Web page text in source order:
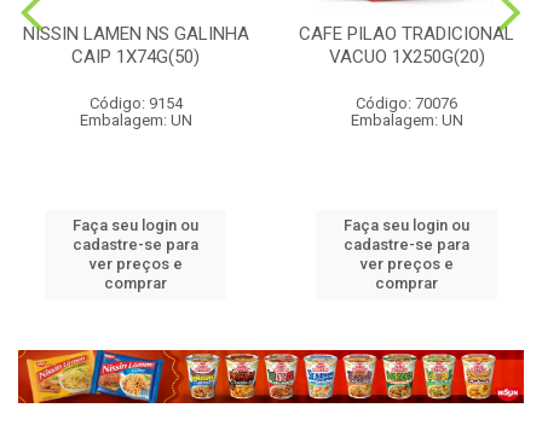
NISSIN LAMEN NS GALINHA
CAIP 1X74G(50)
Código: 9154
Embalagem: UN
Faça seu login ou
cadastre-se para
ver preços e
comprar
CAFE PILAO TRADICIONAL
VACUO 1X250G(20)
Código: 70076
Embalagem: UN
Faça seu login ou
cadastre-se para
ver preços e
comprar